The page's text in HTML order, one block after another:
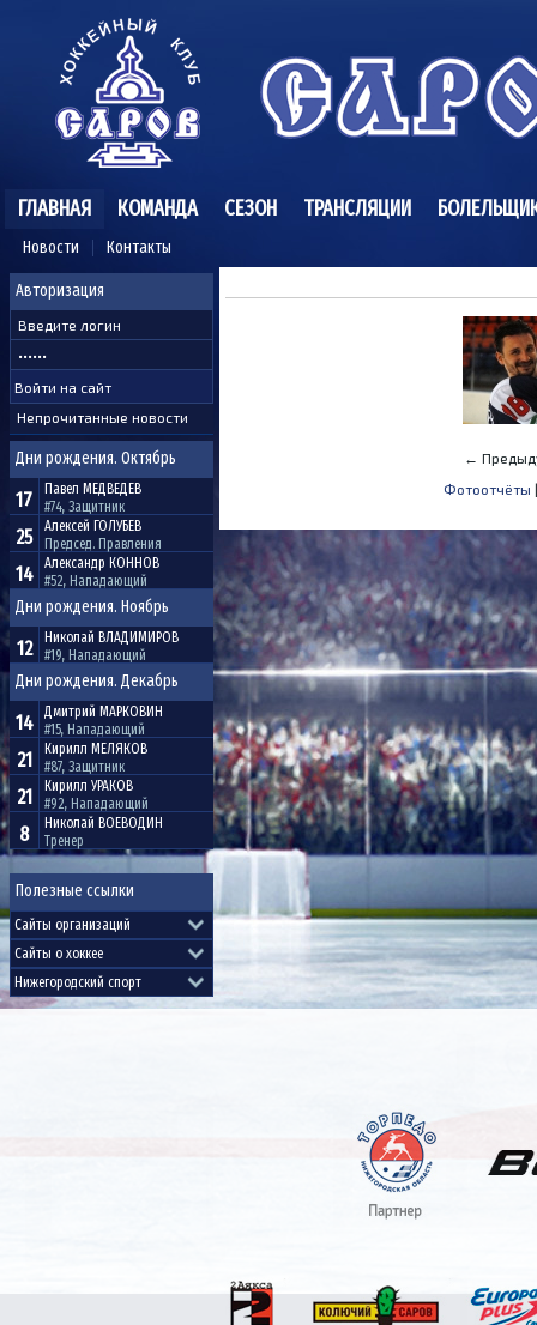
ГЛАВНАЯ
Новости Контакты
КОМАНДА СЕЗОН ТРАНСЛЯЦИИ
Авторизация
Непрочитанные новости
Дни рождения. Октябрь
17 Павел МЕДВЕДЕВ
#74, Защитник
25 Алексей ГОЛУБЕВ
Председ. Правления
14 Александр КОННОВ
#52, Нападающий
Дни рождения. Ноябрь
12 Николай ВЛАДИМИРОВ
#19, Нападающий
Дни рождения. Декабрь
14 Дмитрий МАРКОВИН
#15, Нападающий
21 Кирилл МЕЛЯКОВ
#87, Защитник
21 Кирилл УРАКОВ
#92, Нападающий
8 Николай ВОЕВОДИН
Тренер
Полезные ссылки
←
Фотоотчёты